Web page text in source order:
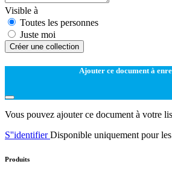
Visible à
Toutes les personnes
Juste moi
Créer une collection
Ajouter ce document à
Vous pouvez ajouter ce document à votre
S''identifierDisponible uniquement pour
Produits